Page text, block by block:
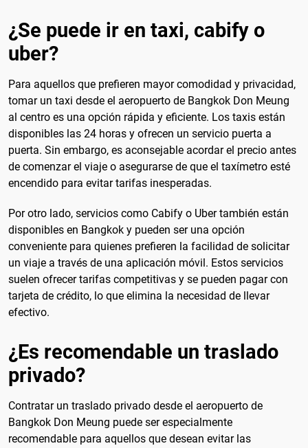
¿Se puede ir en taxi, cabify o
uber?
Para aquellos que prefieren mayor comodidad y privacidad,
tomar un taxi desde el aeropuerto de Bangkok Don Meung
al centro es una opción rápida y eficiente. Los taxis están
disponibles las 24 horas y ofrecen un servicio puerta a
puerta. Sin embargo, es aconsejable acordar el precio antes
de comenzar el viaje o asegurarse de que el taxímetro esté
encendido para evitar tarifas inesperadas.
Por otro lado, servicios como Cabify o Uber también están
disponibles en Bangkok y pueden ser una opción
conveniente para quienes prefieren la facilidad de solicitar
un viaje a través de una aplicación móvil. Estos servicios
suelen ofrecer tarifas competitivas y se pueden pagar con
tarjeta de crédito, lo que elimina la necesidad de llevar
efectivo.
¿Es recomendable un traslado
privado?
Contratar un traslado privado desde el aeropuerto de
Bangkok Don Meung puede ser especialmente
recomendable para aquellos que desean evitar las